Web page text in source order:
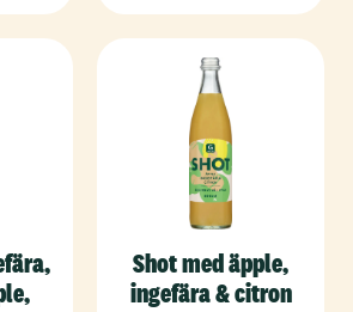
Shot med äpple,
ingefära & citron